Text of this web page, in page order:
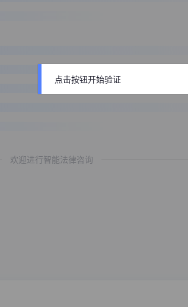
欢迎进行智能法律咨询
点击按钮开始验证